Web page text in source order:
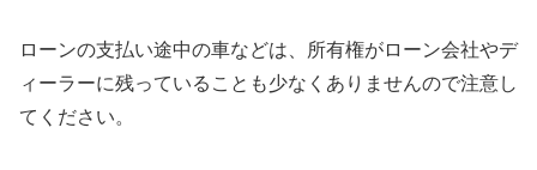
ローンの支払い途中の車などは、所有権がローン会社やデ
ィーラーに残っていることも少なくありませんので注意し
てください。